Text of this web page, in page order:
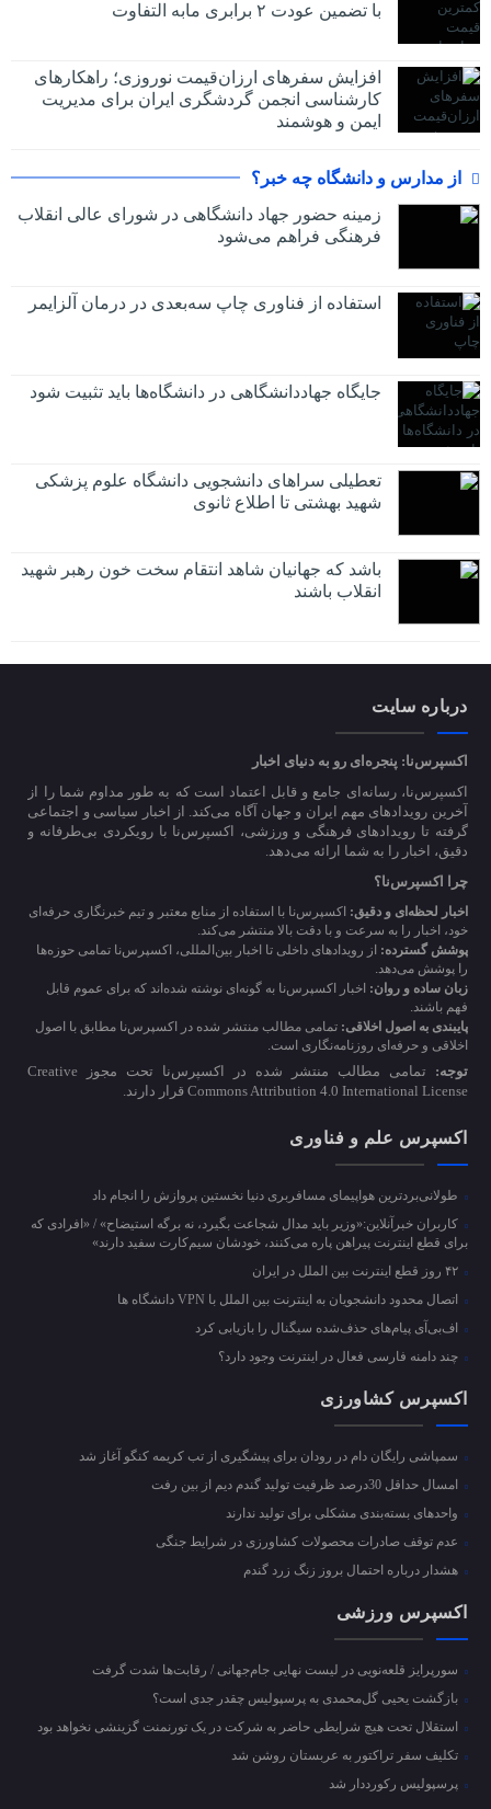
با تضمین عودت ۲ برابری مابه التفاوت
افزایش سفرهای ارزان‌قیمت نوروزی؛ راهکارهای
کارشناسی انجمن گردشگری ایران برای مدیریت
ایمن و هوشمند
از مدارس و دانشگاه چه خبر؟
زمینه حضور جهاد دانشگاهی در شورای عالی انقلاب
فرهنگی فراهم می‌شود
استفاده از فناوری چاپ سه‌بعدی در درمان آلزایمر
جایگاه جهاددانشگاهی در دانشگاه‌ها باید تثبیت شود
تعطیلی سراهای دانشجویی دانشگاه علوم پزشکی
شهید بهشتی تا اطلاع ثانوی
باشد که جهانیان شاهد انتقام سخت خون رهبر شهید
انقلاب باشند
درباره سایت
اکسپرس‌نا: پنجره‌ای رو به دنیای اخبار
اکسپرس‌نا، رسانه‌ای جامع و قابل اعتماد است که به طور مداوم شما را از
آخرین رویدادهای مهم ایران و جهان آگاه می‌کند. از اخبار سیاسی و اجتماعی
گرفته تا رویدادهای فرهنگی و ورزشی، اکسپرس‌نا با رویکردی بی‌طرفانه و
دقیق، اخبار را به شما ارائه می‌دهد.
چرا اکسپرس‌نا؟
اخبار لحظه‌ای و دقیق: اکسپرس‌نا با استفاده از منابع معتبر و تیم خبرنگاری حرفه‌ای
خود، اخبار را به سرعت و با دقت بالا منتشر می‌کند.
پوشش گسترده: از رویدادهای داخلی تا اخبار بین‌المللی، اکسپرس‌نا تمامی حوزه‌ها
را پوشش می‌دهد.
زبان ساده و روان: اخبار اکسپرس‌نا به گونه‌ای نوشته شده‌اند که برای عموم قابل
فهم باشند.
پایبندی به اصول اخلاقی: تمامی مطالب منتشر شده در اکسپرس‌نا مطابق با اصول
اخلاقی و حرفه‌ای روزنامه‌نگاری است.
توجه:
تمامی مطالب منتشر شده در اکسپرس‌نا تحت مجوز Creative
Commons Attribution 4.0 International License قرار دارند.
اکسپرس علم و فناوری
طولانی‌بردترین هواپیمای مسافربری دنیا نخستین پروازش را انجام داد
کاربران خبرآنلاین:«وزیر باید مدال شجاعت بگیرد، نه برگه استیضاح» / «افرادی که
برای قطع اینترنت پیراهن پاره می‌کنند، خودشان سیم‌کارت سفید دارند»
۴۲ روز قطع اینترنت بین الملل در ایران
اتصال محدود دانشجویان به اینترنت بین الملل با VPN دانشگاه ها
اف‌بی‌آی پیام‌های حذف‌شده سیگنال را بازیابی کرد
چند دامنه فارسی فعال در اینترنت وجود دارد؟
اکسپرس کشاورزی
سمپاشی رایگان دام در رودان برای پیشگیری از تب کریمه کنگو آغاز شد
امسال حداقل 30درصد ظرفیت تولید گندم دیم از بین رفت
واحد‌های بسته‌بندی مشکلی برای تولید ندارند
عدم توقف صادرات محصولات کشاورزی در شرایط جنگی
هشدار درباره احتمال بروز زنگ زرد گندم
اکسپرس ورزشی
سورپرایز قلعه‌نویی در لیست نهایی جام‌جهانی / رقابت‌ها شدت گرفت
بازگشت یحیی گل‌محمدی به پرسپولیس چقدر جدی است؟
استقلال تحت هیچ شرایطی حاضر به شرکت در یک تورنمنت گزینشی نخواهد بود
تکلیف سفر تراکتور به عربستان روشن شد
پرسپولیس رکورددار شد